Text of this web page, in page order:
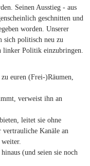
Seinen Ausstieg - aus
geschnitten und
worden. Unserer
sich politisch neu zu
linker Politik einzubringen.
euren (Frei-)Räumen,
verweist ihn an
leitet sie ohne
vertrauliche Kanäle an
weiter.
(und seien sie noch